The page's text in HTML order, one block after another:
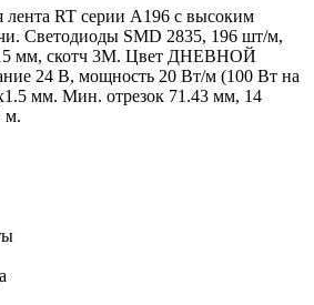
лента RT серии A196 с высоким
Светодиоды SMD 2835, 196 шт/м,
мм, скотч 3М. Цвет ДНЕВНОЙ
24 В, мощность 20 Вт/м (100 Вт на
мм. Мин. отрезок 71.43 мм, 14
м.